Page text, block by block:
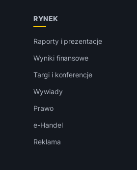
RYNEK
Raporty i prezentacje
Wyniki finansowe
Targi i konferencje
Wywiady
Prawo
e-Handel
Reklama